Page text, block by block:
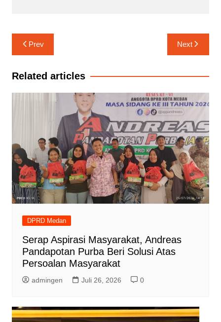
Navigasi
pos
Prev Next
Related articles
DPRD Medan
Serap Aspirasi Masyarakat, Andreas
Pandapotan Purba Beri Solusi Atas
Persoalan Masyarakat
admingen Juli 26, 2026 0